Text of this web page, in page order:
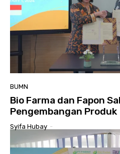
BUMN
Bio Farma dan Fapon
Pengembangan Produk
Syifa Hubay -